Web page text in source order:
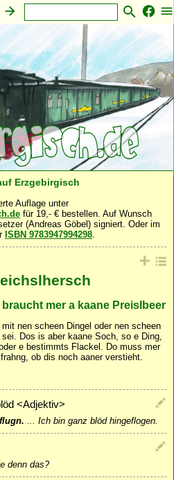
R S X
· Familie· Gemeinschaft
Natur·Sonstiges
Erzgebirgisch
Auflage unter
für 19,- € bestellen. Auf Wunsch
(Andreas Göbel) signiert. Oder im
ISBN 9783947994298.
mer a kaane Preislbeer
nen scheen Dingel oder nen scheen
Dos is aber kaane Soch, so e Ding,
e bestimmts Flackel. Do muss mer
ob dis noch aaner verstieht.
<Adjektiv>
Ich bin ganz blöd hingeflogen.
denn das?